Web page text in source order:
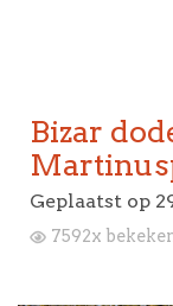
Bizar
Geplaatst op
7592x